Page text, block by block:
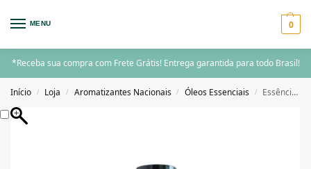
MENU 0
*Receba sua compra com Frete Grátis! Entrega garantida para todo Brasil!
Início / Loja / Aromatizantes Nacionais / Óleos Essenciais / Essência para Difusor Automático Acqua Aroma 120ml Bambu Chinês